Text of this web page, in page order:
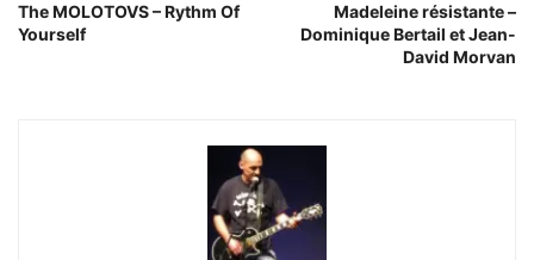
The MOLOTOVS – Rythm Of
Yourself
Madeleine résistante –
Dominique Bertail et Jean-
David Morvan